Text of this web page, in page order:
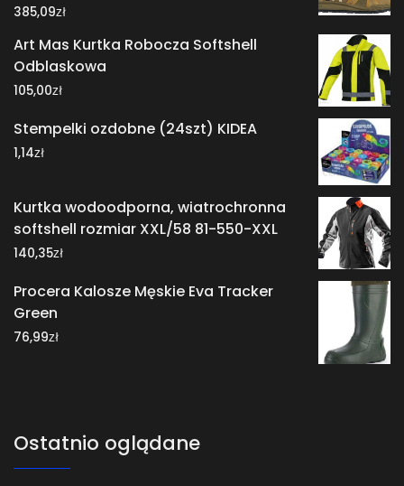
385,09zł
Art Mas Kurtka Robocza Softshell
Odblaskowa
105,00zł
Stempelki ozdobne (24szt) KIDEA
1,14zł
Kurtka wodoodporna, wiatrochronna
softshell rozmiar XXL/58 81-550-XXL
140,35zł
Procera Kalosze Męskie Eva Tracker
Green
76,99zł
Ostatnio oglądane